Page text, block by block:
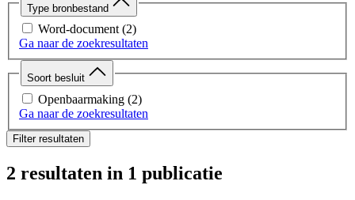
Type bronbestand
Word-document (2)
Ga naar de zoekresultaten
Soort besluit
Openbaarmaking (2)
Ga naar de zoekresultaten
Filter resultaten
2 resultaten in 1 publicatie